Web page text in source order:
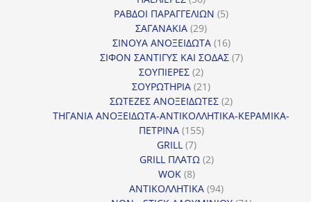
προϊόντα
ΡΑΒΔΟΙ ΠΑΡΑΓΓΕΛΙΩΝ 55
ΣΑΓΑΝΑΚΙΑ 2929
προϊόντα
ΣΙΝΟΥΑ ΑΝΟΞΕΙΔΩΤΑ 1616
προϊόντα
ΣΙΦΟΝ ΣΑΝΤΙΓΥΣ ΚΑΙ ΣΟΔΑΣ 77
ΣΟΥΠΙΕΡΕΣ 22
προϊόντα
ΣΟΥΡΩΤΗΡΙΑ 2121
προϊόντα
ΣΩΤΕΖΕΣ ΑΝΟΞΕΙΔΩΤΕΣ 22
προϊόντα
ΤΗΓΑΝΙΑ ΑΝΟΞΕΙΔΩΤΑ-ΑΝΤΙΚΟΛΛΗΤΙΚΑ-ΚΕΡΑΜΙΚΑ-
ΠΕΤΡΙΝΑ 155155
GRILL 77
προϊόντα
GRILL ΠΛΑΤΩ 22
WOK 88
προϊόντα
ΑΝΤΙΚΟΛΛΗΤΙΚΑ 9494